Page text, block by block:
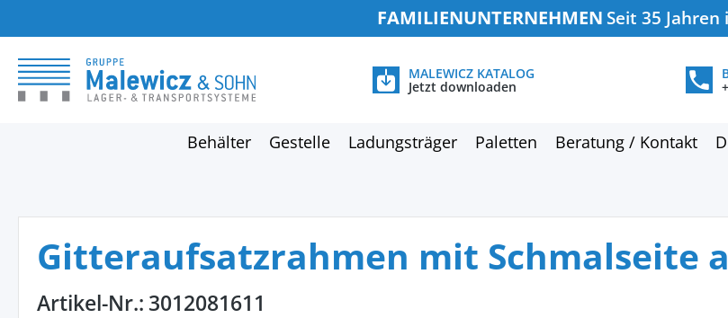
FAMILIENUNTERNEHMEN Seit 35 Jahren
MALEWICZ KATALOG
Jetzt downloaden
Behälter Gestelle Ladungsträger Paletten Beratung / Kontakt
Gitteraufsatzrahmen mit Schmalseite
Artikel-Nr.: 3012081611